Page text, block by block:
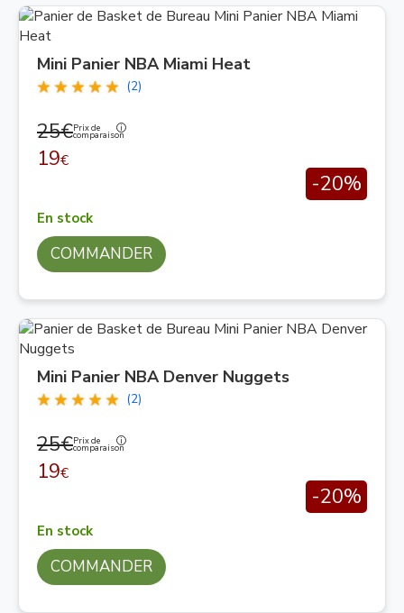
Mini Panier NBA Miami Heat
(2)
25€Prix de
comparaison
19€
-20%
En stock
COMMANDER
Mini Panier NBA Denver Nuggets
(2)
25€Prix de
comparaison
19€
-20%
En stock
COMMANDER